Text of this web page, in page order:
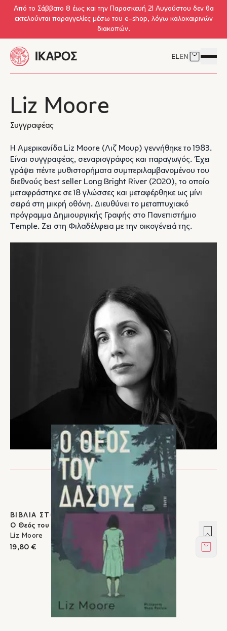
Skip to main content
Από το Σάββατο 8 έως και την Παρασκευή 21 Αυγούστου δεν θα
εκτελούνται παραγγελίες μέσω του e-shop, λόγω καλοκαιρινών
διακοπών.
ELEN Δείτε το
Liz Moore
Συγγραφέας
Η Αμερικανίδα Liz Moore (Λιζ Μουρ) γεννήθηκε το 1983.
Είναι συγγραφέας, σεναριογράφος και παραγωγός. Έχει
γράψει πέντε μυθιστορήματα συμπεριλαμβανομένου του
διεθνούς best seller Long Bright River (2020), το οποίο
μεταφράστηκε σε 18 γλώσσες και μεταφέρθηκε ως μίνι
σειρά στη μικρή οθόνη. Διευθύνει το μεταπτυχιακό
πρόγραμμα Δημιουργικής Γραφής στο Πανεπιστήμιο
Temple. Ζει στη Φιλαδέλφεια με την οικογένειά της.
ΒΙΒΛΙΑ ΣΤΟΝ ΙΚΑΡΟ
Ο Θεός του δάσους
Liz Moore
19,80 €
Στο